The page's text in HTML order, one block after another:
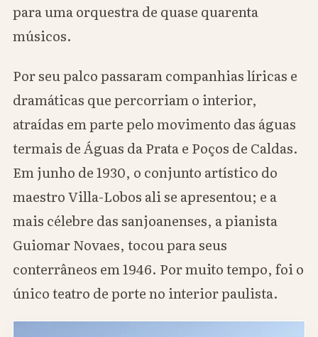
para uma orquestra de quase quarenta
músicos.
Por seu palco passaram companhias líricas e
dramáticas que percorriam o interior,
atraídas em parte pelo movimento das águas
termais de Águas da Prata e Poços de Caldas.
Em junho de 1930, o conjunto artístico do
maestro Villa-Lobos ali se apresentou; e a
mais célebre das sanjoanenses, a pianista
Guiomar Novaes, tocou para seus
conterrâneos em 1946. Por muito tempo, foi o
único teatro de porte no interior paulista.